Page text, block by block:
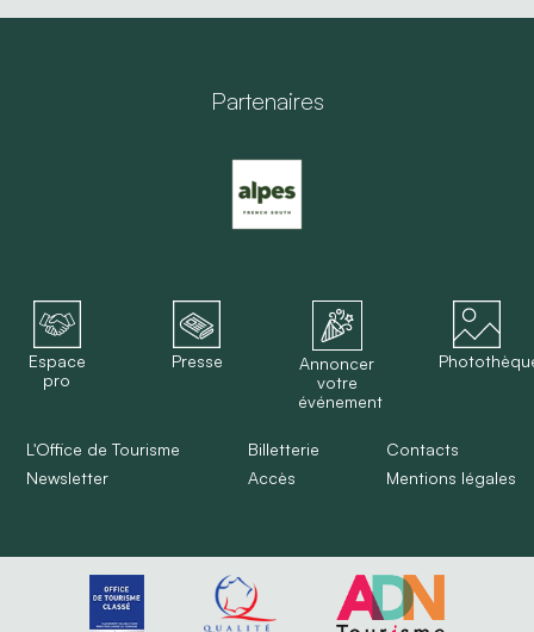
Partenaires
Espace
pro
Presse
Annoncer
votre
événement
L'Office de Tourisme
Newsletter
Billetterie
Accès
Contacts
Mentions légales